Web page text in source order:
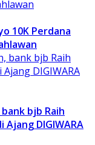
10K Perdana
bjb Raih
Ajang DIGIWARA